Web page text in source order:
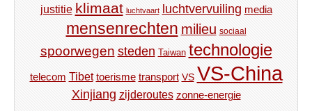
justitie klimaat luchtvaart luchtvervuiling media
mensenrechten milieu sociaal
spoorwegen steden Taiwan technologie
telecom Tibet toerisme transport VS VS-China
Xinjiang zijderoutes zonne-energie